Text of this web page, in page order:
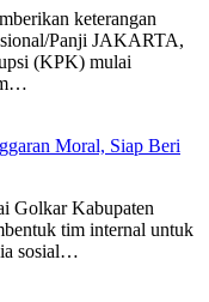
keterangan
Panji JAKARTA,
(KPK) mulai
Moral, Siap Beri
Golkar Kabupaten
tim internal untuk
sosial…